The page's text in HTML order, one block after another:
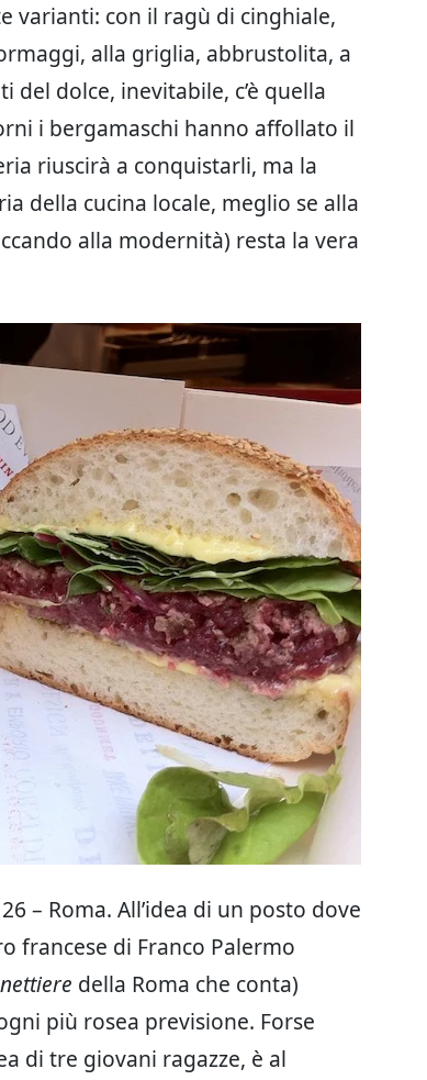
varianti: con il ragù di cinghiale,
alla griglia, abbrustolita, a
del dolce, inevitabile, c’è quella
i bergamaschi hanno affollato il
riuscirà a conquistarli, ma la
della cucina locale, meglio se alla
alla modernità) resta la vera
– Roma. All’idea di un posto dove
francese di Franco Palermo
della Roma che conta)
più rosea previsione. Forse
di tre giovani ragazze, è al